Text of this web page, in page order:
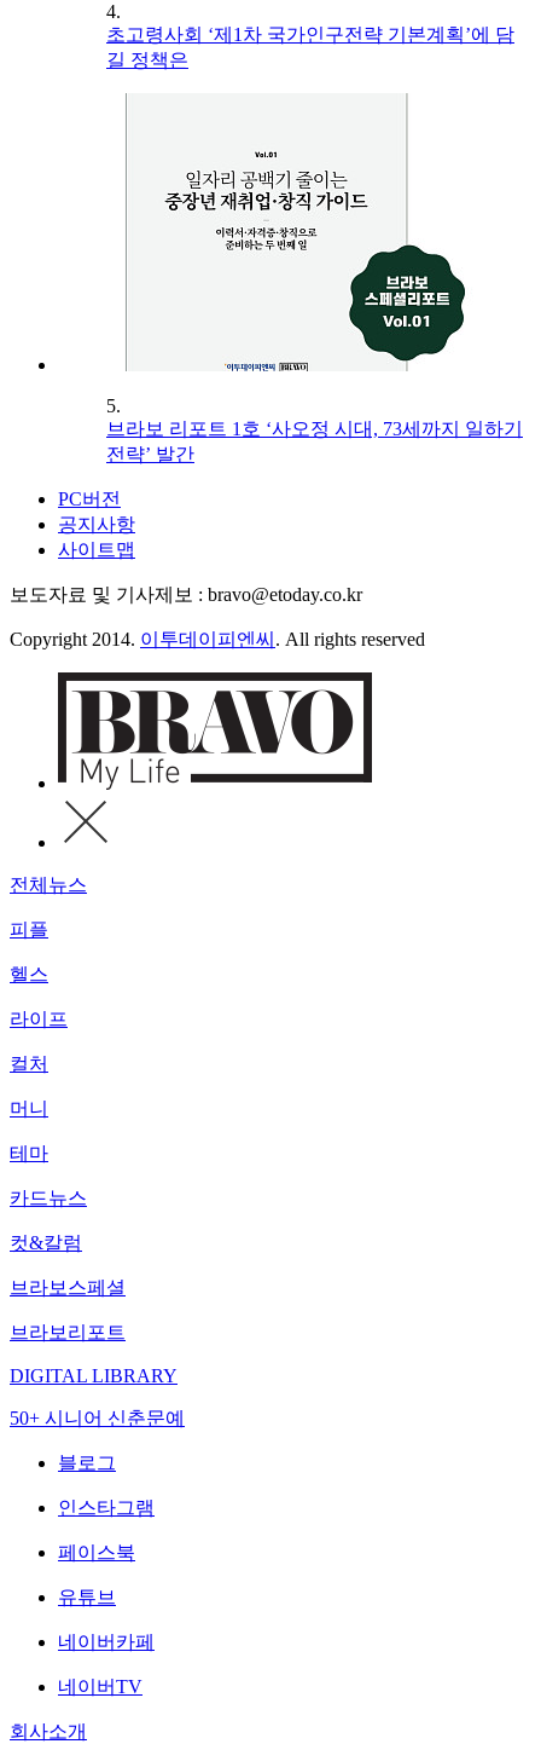
4.
초고령사회 ‘제1차 국가인구전략 기본계획’에 담
길 정책은
5.
브라보 리포트 1호 ‘사오정 시대, 73세까지 일하기
전략’ 발간
PC버전
공지사항
사이트맵
보도자료 및 기사제보 : bravo@etoday.co.kr
Copyright 2014. 이투데이피엔씨 . All rights reserved
전체뉴스
피플
헬스
라이프
컬처
머니
테마
카드뉴스
컷&칼럼
브라보스페셜
브라보리포트
DIGITAL LIBRARY
50+ 시니어 신춘문예
블로그
인스타그램
페이스북
유튜브
네이버카페
네이버TV
회사소개